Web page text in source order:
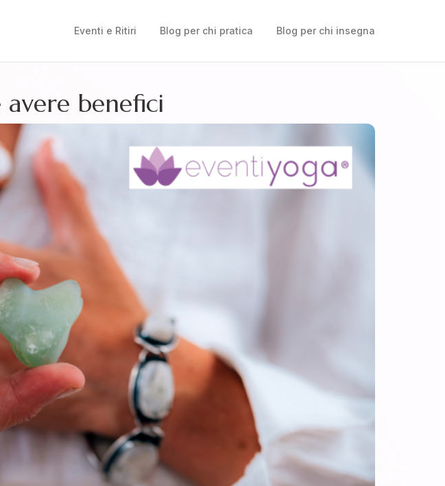
Eventi e Ritiri Blog per chi pratica Blog per chi insegna
benefici